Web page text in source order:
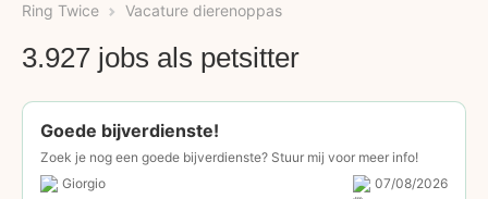
Ring Twice Vacature dierenoppas
3.927 jobs als petsitter
Goede bijverdienste!
Zoek je nog een goede bijverdienste? Stuur mij voor meer info!
Giorgio
07/08/2026